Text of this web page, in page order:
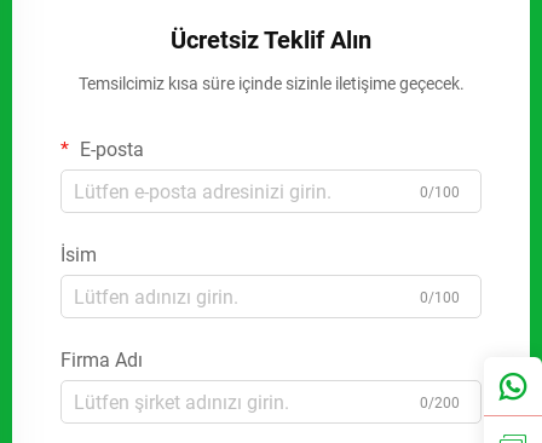
Ücretsiz Teklif Alın
Temsilcimiz kısa süre içinde sizinle iletişime geçecek.
E-posta
0/100
İsim
0/100
Firma Adı
0/200